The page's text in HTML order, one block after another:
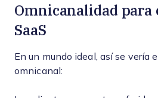
Omnicanalidad para
SaaS
En un mundo ideal, así se vería
omnicanal: